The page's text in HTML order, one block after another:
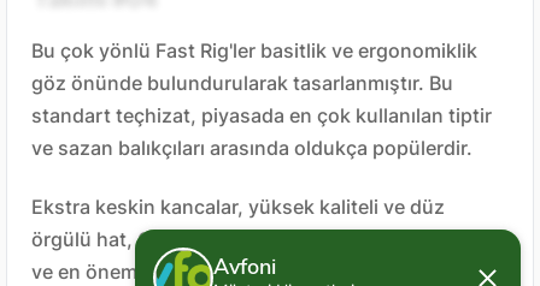
Bu çok yönlü Fast Rig'ler basitlik ve ergonomiklik
göz önünde bulundurularak tasarlanmıştır. Bu
standart teçhizat, piyasada en çok kullanılan tiptir
ve sazan balıkçıları arasında oldukça popülerdir.
Ekstra keskin kancalar, yüksek kaliteli ve düz
örgülü hat, C-Tec #8 güvenlik klipsi, döner mafsal
ve en önemlisi tüm bu parçaların kusursuz uyumu,
Avfoni